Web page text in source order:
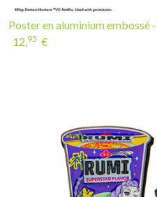
Poster en aluminium
12,95 €